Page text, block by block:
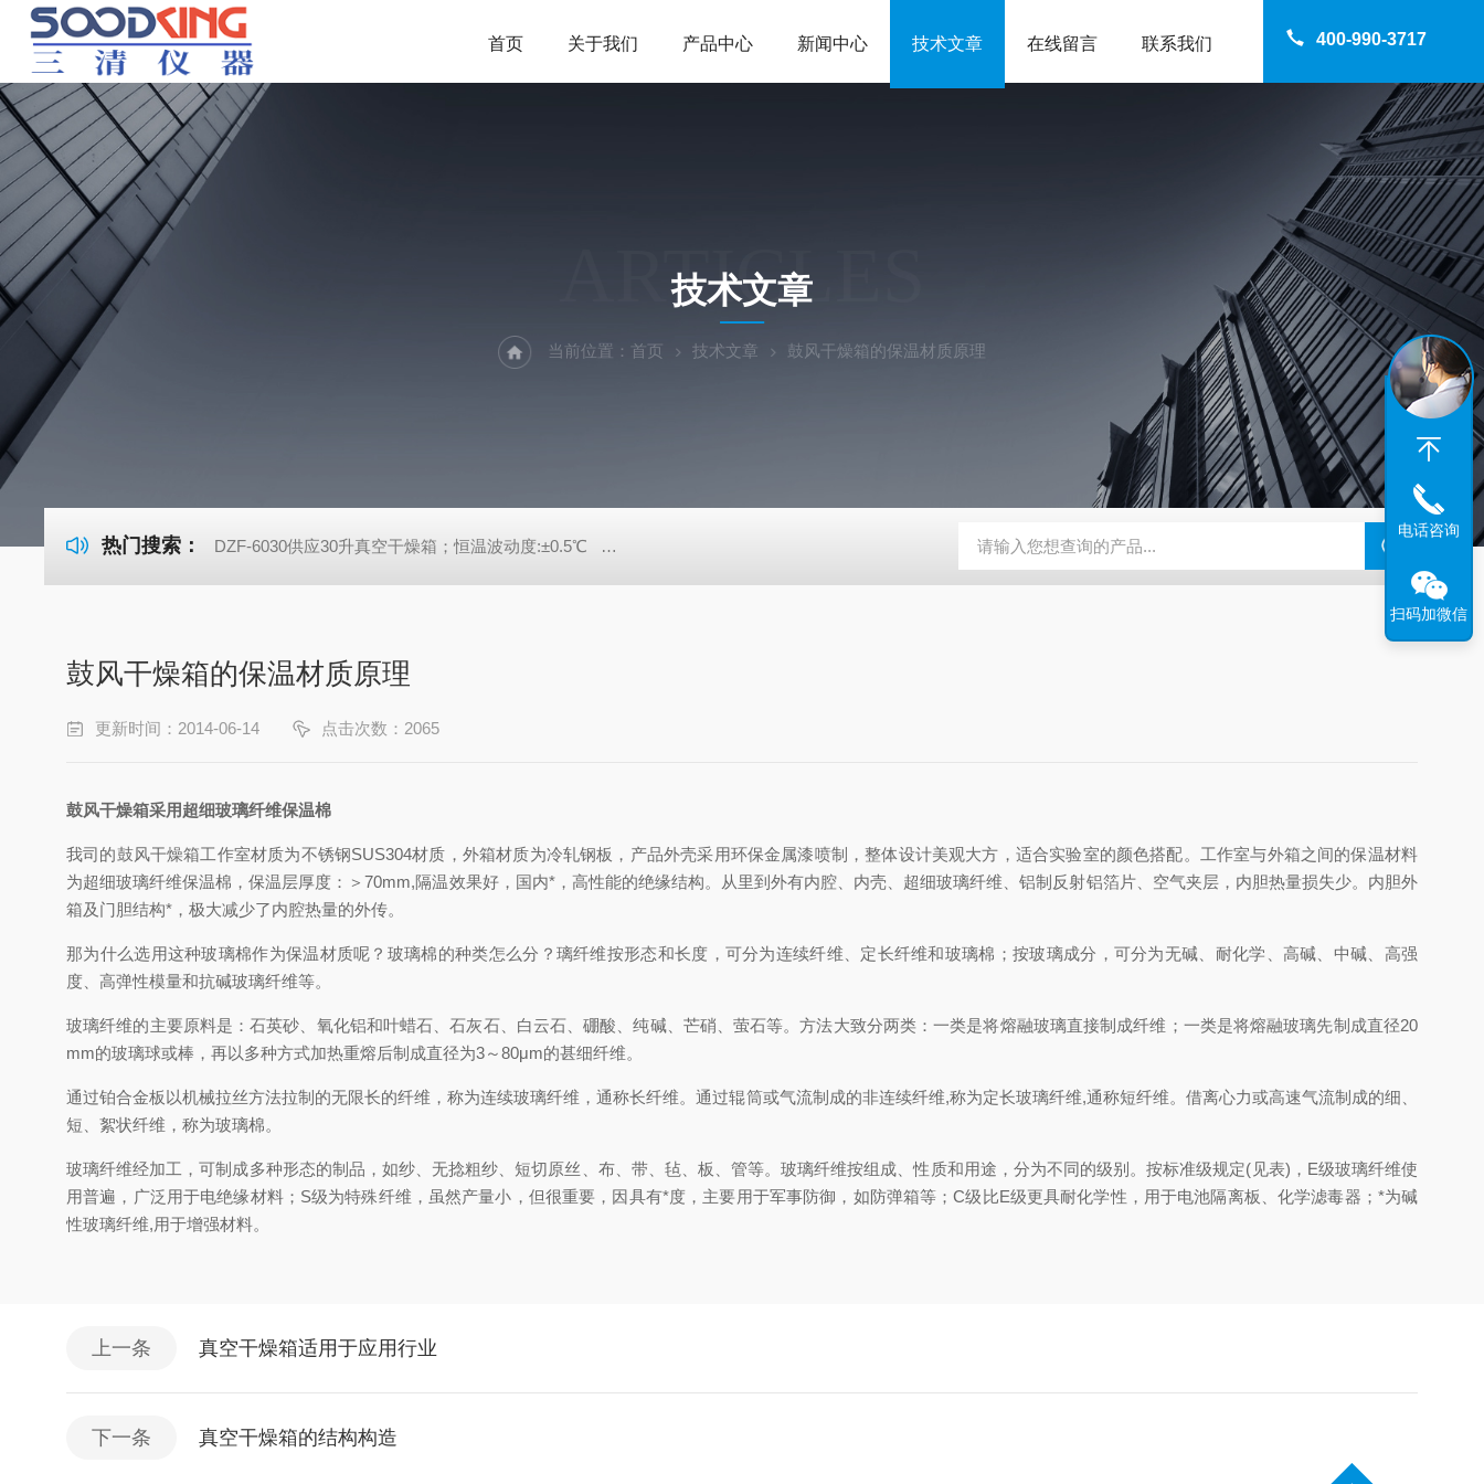
400-990-3717
首页 关于我们 产品中心 新闻中心 技术文章 在线留言 联系我们
ARTICLES
技术文章
当前位置： 首页 技术文章 鼓风干燥箱的保温材质原理
热门搜索： DZF-6030供应30升真空干燥箱；恒温波动度:±0.5℃ DHG-9140B（140升）电热恒温鼓风干燥箱，不锈钢干燥箱，烘箱控温范围300℃ DHG-9070B（70
鼓风干燥箱的保温材质原理
更新时间：2014-06-14 点击次数：2065
鼓风干燥箱采用超细玻璃纤维保温棉
我司的鼓风干燥箱工作室材质为不锈钢SUS304材质，外箱材质为冷轧钢板，产品外壳采用环保金属漆喷制，整体设计美观大方，适合实验室的颜色搭配。工作室与外箱之间的保温材料
为超细玻璃纤维保温棉，保温层厚度：＞70mm,隔温效果好，国内*，高性能的绝缘结构。从里到外有内腔、内壳、超细玻璃纤维、铝制反射铝箔片、空气夹层，内胆热量损失少。内胆外
箱及门胆结构*，极大减少了内腔热量的外传。
那为什么选用这种玻璃棉作为保温材质呢？玻璃棉的种类怎么分？璃纤维按形态和长度，可分为连续纤维、定长纤维和玻璃棉；按玻璃成分，可分为无碱、耐化学、高碱、中碱、高强
度、高弹性模量和抗碱玻璃纤维等。
玻璃纤维的主要原料是：石英砂、氧化铝和叶蜡石、石灰石、白云石、硼酸、纯碱、芒硝、萤石等。方法大致分两类：一类是将熔融玻璃直接制成纤维；一类是将熔融玻璃先制成直径20
mm的玻璃球或棒，再以多种方式加热重熔后制成直径为3～80μm的甚细纤维。
通过铂合金板以机械拉丝方法拉制的无限长的纤维，称为连续玻璃纤维，通称长纤维。通过辊筒或气流制成的非连续纤维,称为定长玻璃纤维,通称短纤维。借离心力或高速气流制成的细、
短、絮状纤维，称为玻璃棉。
玻璃纤维经加工，可制成多种形态的制品，如纱、无捻粗纱、短切原丝、布、带、毡、板、管等。玻璃纤维按组成、性质和用途，分为不同的级别。按标准级规定(见表)，E级玻璃纤维使
用普遍，广泛用于电绝缘材料；S级为特殊纤维，虽然产量小，但很重要，因具有*度，主要用于军事防御，如防弹箱等；C级比E级更具耐化学性，用于电池隔离板、化学滤毒器；*为碱
性玻璃纤维,用于增强材料。
上一条 真空干燥箱适用于应用行业
下一条 真空干燥箱的结构构造
电话咨询
扫码加微信